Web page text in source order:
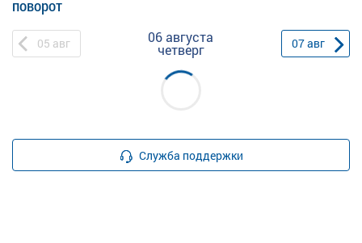
поворот
05 авг 06 августа
четверг 07авг
Служба поддержки